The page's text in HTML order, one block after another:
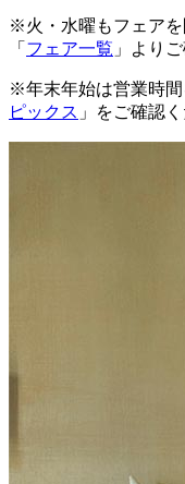
※火・水曜もフェア
「 フェア一覧 」より
※年末年始は営業時間
ピックス 」をご確認